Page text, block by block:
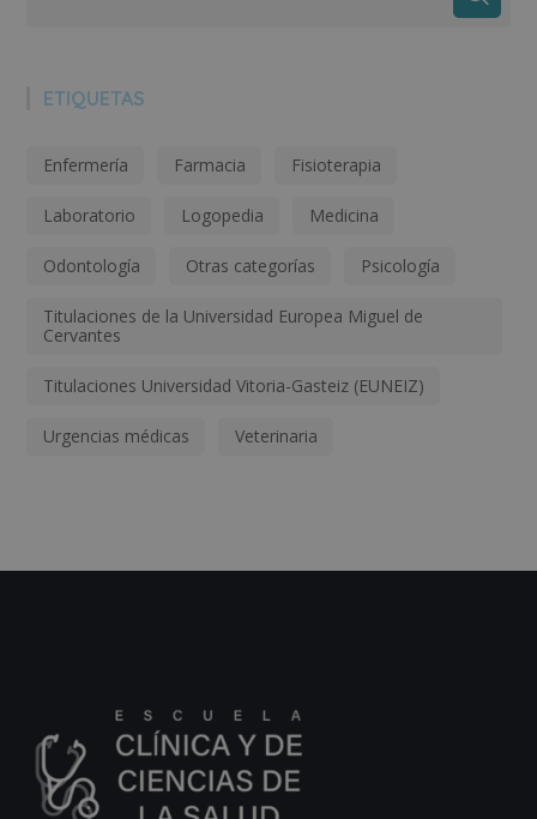
ETIQUETAS
Enfermería Farmacia Fisioterapia
Laboratorio Logopedia Medicina
Odontología Otras categorías Psicología
Titulaciones de la Universidad Europea Miguel de
Cervantes
Titulaciones Universidad Vitoria-Gasteiz (EUNEIZ)
Urgencias médicas Veterinaria